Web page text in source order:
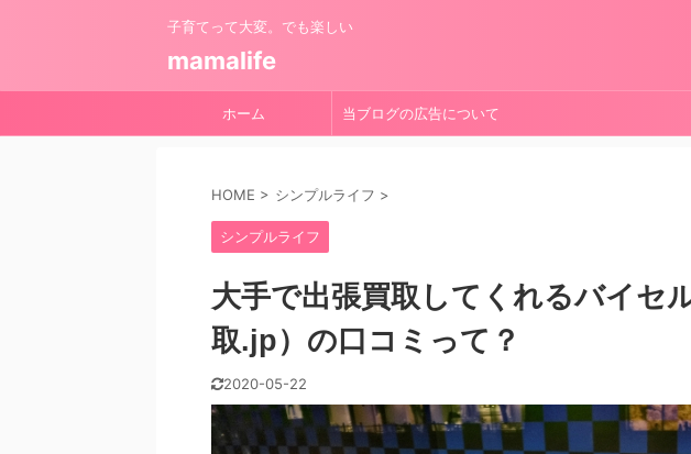
子育てって大変。でも楽しい
mamalife
ホーム 当ブログの広告について
HOME > シンプルライフ >
シンプルライフ
大手で出張買取してくれるバイセ
取.jp）の口コミって？
2020-05-22